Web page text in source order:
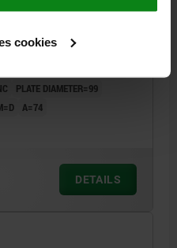
cookiesFORM:D ZINC,
PLATE DIAMETER=99
A=74
DETAILS